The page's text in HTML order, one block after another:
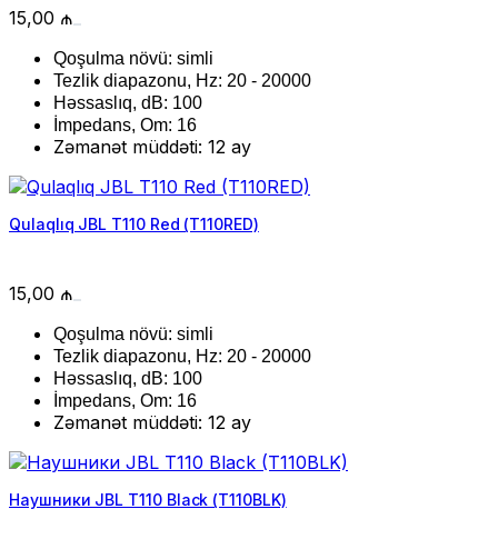
15,00 ₼
Qoşulma növü: simli
Tezlik diapazonu, Hz: 20 - 20000
Həssaslıq, dB: 100
İmpedans, Om: 16
Zəmanət müddəti: 12 ay
Qulaqlıq JBL T110 Red (T110RED)
15,00 ₼
Qoşulma növü: simli
Tezlik diapazonu, Hz: 20 - 20000
Həssaslıq, dB: 100
İmpedans, Om: 16
Zəmanət müddəti: 12 ay
Наушники JBL T110 Black (T110BLK)